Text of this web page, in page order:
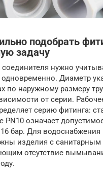
подобрать
задачу
нужно
Диаметр
по наружному размеру
от серии.
серию фитинга:
PN10 означает
бар. Для водоснабжения
изделия с санитарным
отсутствие